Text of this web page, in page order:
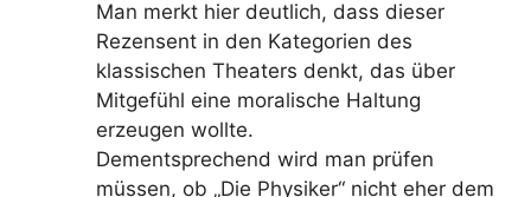
Man merkt hier deutlich, dass dieser
Rezensent in den Kategorien des
klassischen Theaters denkt, das über
Mitgefühl eine moralische Haltung
erzeugen wollte.
Dementsprechend wird man prüfen
müssen, ob „Die Physiker“ nicht eher dem